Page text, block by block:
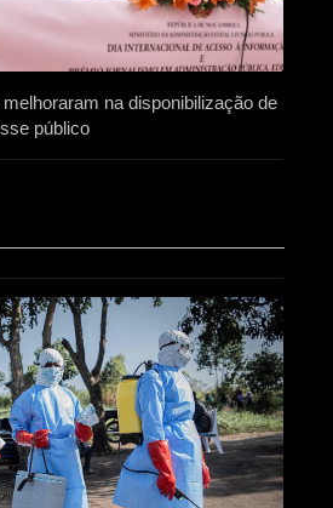
na disponibilização de
público